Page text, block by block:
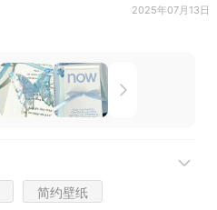
2025年07月13日
简约壁纸